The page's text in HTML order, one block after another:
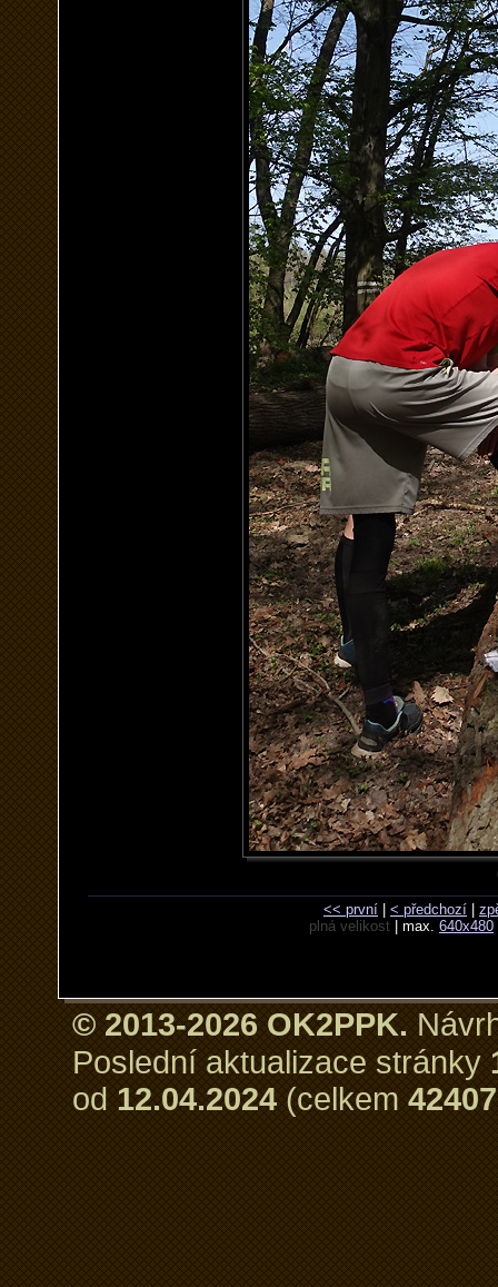
<< první | < předchozí |
plná velikost | max. 640x480
© 2013-2026 OK2PPK.
Poslední aktualizace stránky
od12.04.2024(celkem